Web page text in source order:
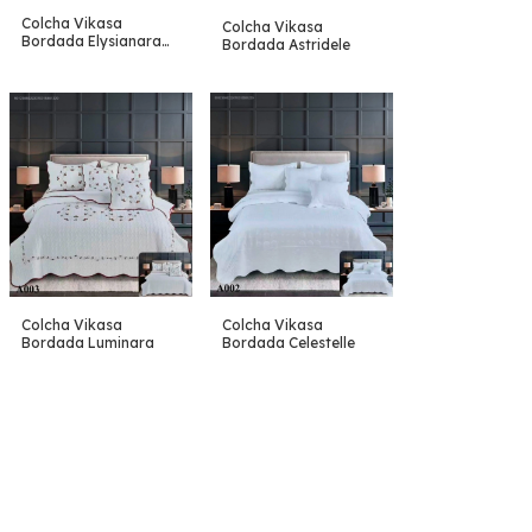
Colcha Vikasa
Bordada Elysianara
Colcha Vikasa
Bordada Astridele
Colcha Vikasa
Bordada Luminara
Colcha Vikasa
Bordada Celestelle